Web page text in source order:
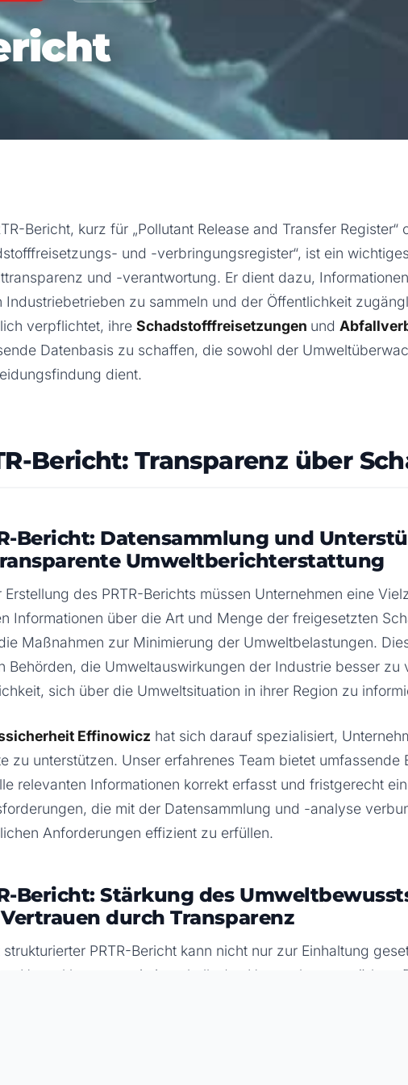
Bericht, kurz für „Pollutant Release and Transfer Register“
und -verbringungsregister“, ist ein
und -verantwortung. Er dient dazu,
Industriebetrieben zu sammeln und der Öffentlichkeit
verpflichtet, ihre Schadstofffreisetzungen und
Datenbasis zu schaffen, die sowohl der
dient.
Bericht: Transparenz über
Bericht: Datensammlung und
Umweltberichterstattung
Erstellung des PRTR-Berichts müssen Unternehmen eine
Informationen über die Art und Menge der freigesetzten
Maßnahmen zur Minimierung der Umweltbelastungen.
Behörden, die Umweltauswirkungen der Industrie besser zu
sich über die Umweltsituation in ihrer Region zu
Effinowicz hat sich darauf spezialisiert,
zu unterstützen. Unser erfahrenes Team bietet
relevanten Informationen korrekt erfasst und fristgerecht
die mit der Datensammlung und -analyse
Anforderungen effizient zu erfüllen.
Bericht: Stärkung des
durch Transparenz
strukturierter PRTR-Bericht kann nicht nur zur Einhaltung
Umweltbewusstsein innerhalb des Unternehmens stärken.